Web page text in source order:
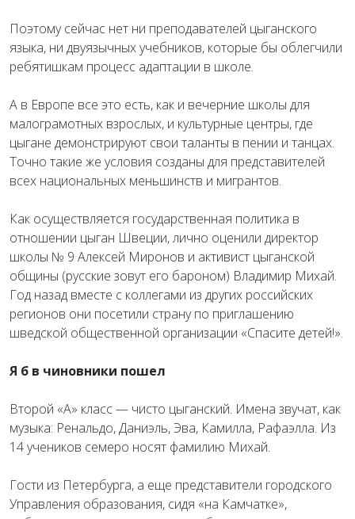
Поэтому сейчас нет ни преподавателей цыганского
языка, ни двуязычных учебников, которые бы облегчили
ребятишкам процесс адаптации в школе.
А в Европе все это есть, как и вечерние школы для
малограмотных взрослых, и культурные центры, где
цыгане демонстрируют свои таланты в пении и танцах.
Точно такие же условия созданы для представителей
всех национальных меньшинств и мигрантов.
Как осуществляется государственная политика в
отношении цыган Швеции, лично оценили директор
школы № 9 Алексей Миронов и активист цыганской
общины (русские зовут его бароном) Владимир Михай.
Год назад вместе с коллегами из других российских
регионов они посетили страну по приглашению
шведской общественной организации «Спасите детей!».
Я б в чиновники пошел
Второй «А» класс — чисто цыганский. Имена звучат, как
музыка: Ренальдо, Даниэль, Эва, Камилла, Рафаэлла. Из
14 учеников семеро носят фамилию Михай.
Гости из Петербурга, а еще представители городского
Управления образования, сидя «на Камчатке»,